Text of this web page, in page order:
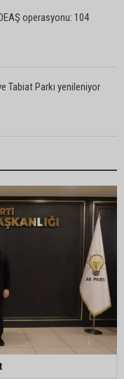
operasyonu: 104
Tabiat Parkı yenileniyor
Özkan’a ziyaret
sürüyor
sineması keyfi iki farklı
final heyecanı